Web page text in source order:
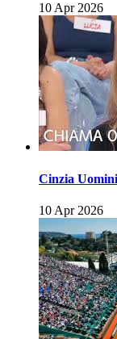
10 Apr 2026
Cinzia
10 Apr 2026